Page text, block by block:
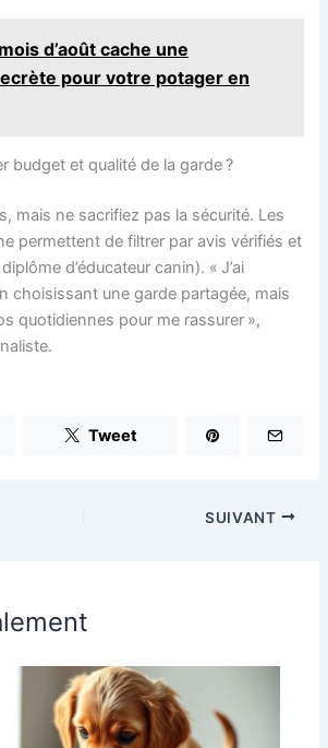
d’août cache une
pour votre potager en
budget et qualité de la garde ?
mais ne sacrifiez pas la sécurité. Les
permettent de filtrer par avis vérifiés et
d’éducateur canin). « J’ai
choisissant une garde partagée, mais
quotidiennes pour me rassurer »,
Tweet
SUIVANT